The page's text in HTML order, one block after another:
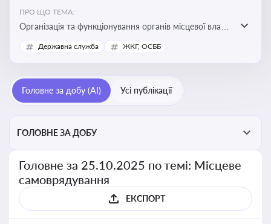
ПРО ЩО ТЕМА:
Організація та функціонування органів місцевої влади,
які приймають рішення та здійснюють управлінські
функції на рівні місцевих громад (міст, сіл, селищ)
Державна служба ЖКГ, ОСББ
Головне за добу (AI) Усі публікації
ГОЛОВНЕ ЗА ДОБУ
Головне за 25.10.2025 по темі: Місцеве
самоврядування
ЕКСПОРТ